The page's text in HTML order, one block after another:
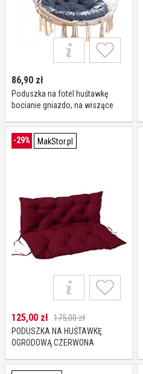
86,90 zł
Poduszka na fotel huśtawkę
bocianie gniazdo, na wiszące
-29% MakStor.pl
125,00 zł 175,00 zł
PODUSZKA NA HUŚTAWKĘ
OGRODOWĄ CZERWONA